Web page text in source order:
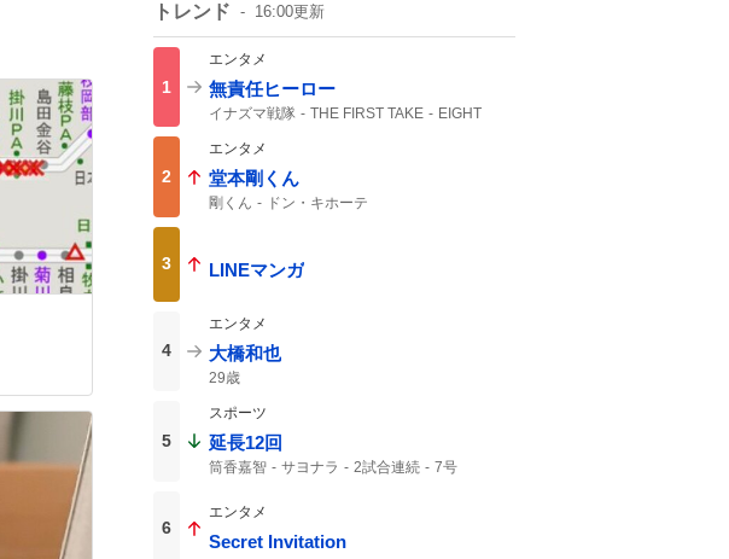
トレンド 16:00更新
1
エンタメ
無責任ヒーロー
イナズマ戦隊 THE FIRST TAKE
EIGHT
SUPER EIGHT
2
エンタメ
堂本剛くん
剛くん ドン・キホーテ
3 LINEマンガ
4
エンタメ
大橋和也
29歳
5
スポーツ
延長12回
筒香嘉智 サヨナラ 2試合連続
7号
6
エンタメ
Secret Invitation